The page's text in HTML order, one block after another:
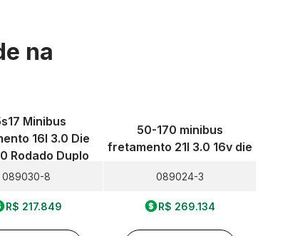
na
Minibus
16l 3.0 Die
Rodado Duplo
089030-8
R$ 217.849
50-170 minibus
fretamento 21l 3.0 16v die
089024-3
R$ 269.134